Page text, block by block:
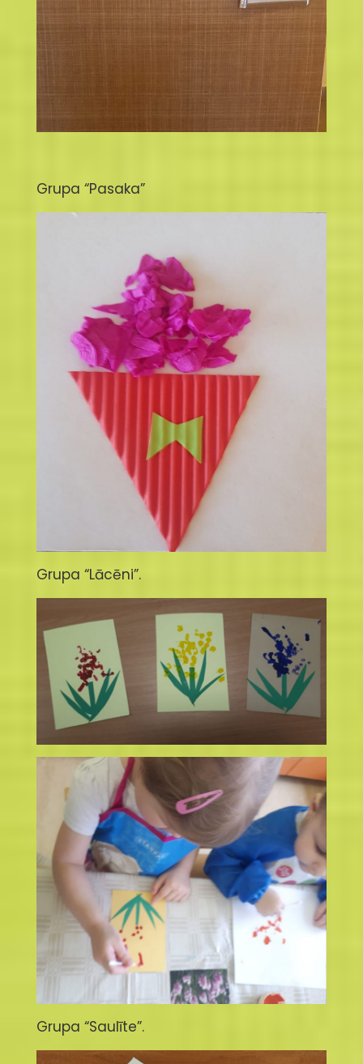
Grupa “Pasaka”
Grupa “Lācēni”.
Grupa “Saulīte”.